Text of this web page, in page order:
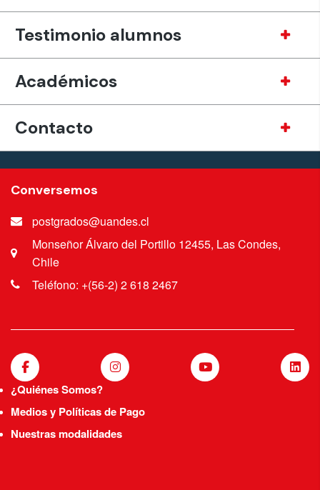
Testimonio alumnos
Académicos
Contacto
Conversemos
postgrados@uandes.cl
Monseñor Álvaro del Portillo 12455, Las Condes,
Chile
Teléfono: +(56-2) 2 618 2467
¿Quiénes Somos?
Medios y Políticas de Pago
Nuestras modalidades